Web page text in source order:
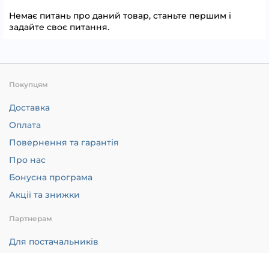
Немає питань про даний товар, станьте першим і
задайте своє питання.
Покупцям
Доставка
Оплата
Повернення та гарантія
Про нас
Бонусна програма
Акції та знижки
Партнерам
Для постачальників